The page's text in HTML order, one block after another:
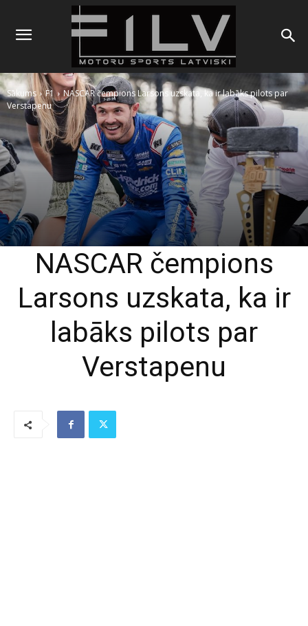
Sākums F1
NASCAR čempions Larsons uzskata, ka ir labāks pilots par
Verstapenu
NASCAR čempions
Larsons uzskata, ka ir
labāks pilots par
Verstapenu